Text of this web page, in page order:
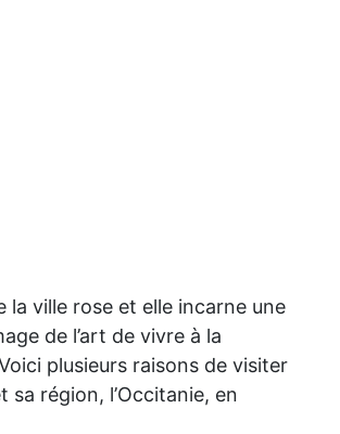
la ville rose et elle incarne une
de l’art de vivre à la
plusieurs raisons de visiter
sa région, l’Occitanie, en